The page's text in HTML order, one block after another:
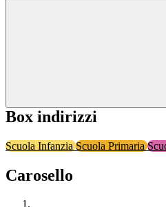
Box indirizzi
Scuola InfanziaScuola Primaria
Carosello